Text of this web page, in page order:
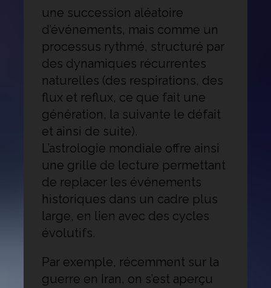
une succession aléatoire
d’événements, mais comme un
processus rythmé, structuré par
des dynamiques récurrentes
naturelles (des respirations, des
flux et reflux, ce que fait une
génération, la suivante le défait
et ainsi de suite).
L’astrologie mondiale offre ainsi
une grille de lecture permettant
de replacer les événements
historiques dans un cadre plus
large, en lien avec des cycles
évolutifs.
Par exemple, récemment sur la
guerre en Iran, on s’est aperçu